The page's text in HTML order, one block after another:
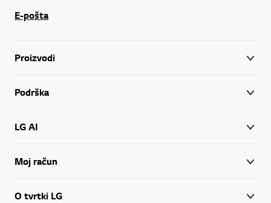
E-pošta
Proizvodi
Podrška
LG AI
Moj račun
O tvrtki LG